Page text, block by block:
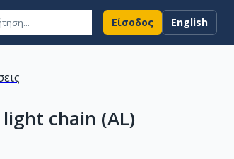
Είσοδος English
chain (AL)